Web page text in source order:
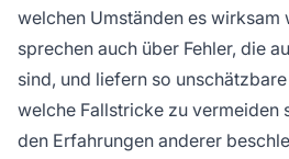
welchen Umständen es wirksam
sprechen auch über Fehler, die
sind, und liefern so
welche Fallstricke zu vermeiden
den Erfahrungen anderer